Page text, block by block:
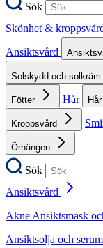
Sök
Skönhet &
Ansiktsvård
Solskydd och solkräm
Fötter Hår Hår
Kroppsvård
Örhängen
Sök
Ansiktsvård
AkneAnsiktsmask
Ansiktsolja och serum